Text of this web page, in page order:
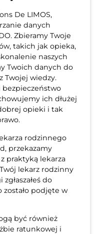
De LIMOS,
danych
Zbieramy Twoje
takich jak opieka,
naszych
Twoich danych do
Twojej wiedzy.
ich dłużej
opieki i tak
rodzinnego
przekazamy
praktyką lekarza
lekarz rodzinny
do
podjęte w
być również
ratunkowej i